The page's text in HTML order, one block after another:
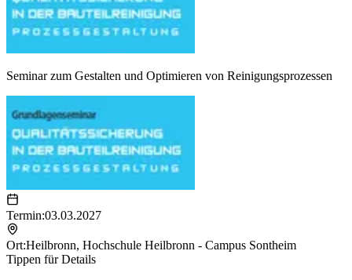
Seminar zum Gestalten und Optimieren von Reinigungsprozessen
Termin:03.03.2027
Ort:Heilbronn, Hochschule Heilbronn - Campus Sontheim
Tippen für Details